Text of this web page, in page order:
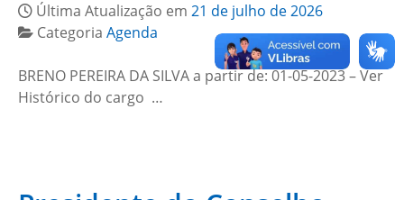
Última Atualização em 21 de julho de 2026
Categoria Agenda
BRENO PEREIRA DA SILVA a partir de: 01-05-2023 – Ver
Histórico do cargo …